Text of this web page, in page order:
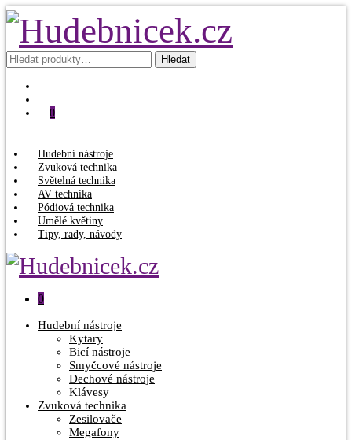
Hledat: Hledat
0
Hudební nástroje
Zvuková technika
Světelná technika
AV technika
Pódiová technika
Umělé květiny
Tipy, rady, návody
0
Hudební nástroje
Kytary
Bicí nástroje
Smyčcové nástroje
Dechové nástroje
Klávesy
Zvuková technika
Zesilovače
Megafony